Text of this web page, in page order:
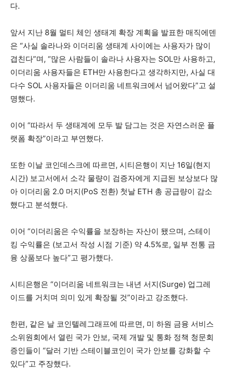
다.
앞서 지난 8월 멀티 체인 생태계 확장 계획을 발표한 매직에덴
은 “사실 솔라나와 이더리움 생태계 사이에는 사용자가 많이
겹친다”며, “많은 사람들이 솔라나 사용자는 SOL만 사용하고,
이더리움 사용자들은 ETH만 사용한다고 생각하지만, 사실 대
다수 SOL 사용자들은 이더리움 네트워크에서 넘어왔다”고 설
명했다.
이어 “따라서 두 생태계에 모두 발 담그는 것은 자연스러운 플
랫폼 확장”이라고 부연했다.
또한 이날 코인데스크에 따르면, 시티은행이 지난 16일(현지
시간) 보고서에서 소각 물량이 검증자에게 지급된 보상보다 많
아 이더리움 2.0 머지(PoS 전환) 첫날 ETH 총 공급량이 감소
했다고 분석했다.
이어 “이더리움은 수익률을 보장하는 자산이 됐으며, 스테이
킹 수익률은 (보고서 작성 시점 기준) 약 4.5%로, 일부 전통 금
융 상품보다 높다”고 평가했다.
시티은행은 “이더리움 네트워크는 내년 서지(Surge) 업그레
이드를 거치며 의미 있게 확장될 것”이라고 강조했다.
한편, 같은 날 코인텔레그래프에 따르면, 미 하원 금융 서비스
소위원회에서 열린 국가 안보, 국제 개발 및 통화 정책 청문회
증인들이 “달러 기반 스테이블코인이 국가 안보를 강화할 수
있다”고 주장했다.